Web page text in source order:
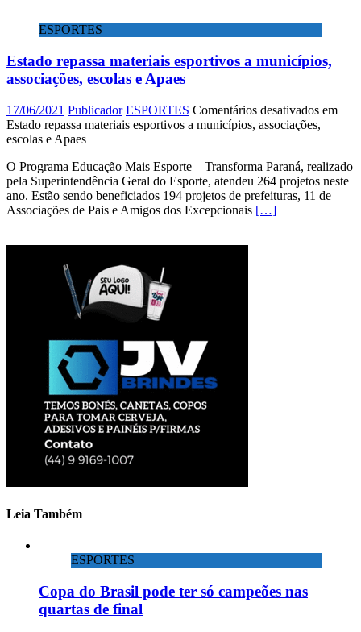
ESPORTES
Estado repassa materiais esportivos a municípios,
associações, escolas e Apaes
17/06/2021 Publicador ESPORTES Comentários desativados em
Estado repassa materiais esportivos a municípios, associações,
escolas e Apaes
O Programa Educação Mais Esporte – Transforma Paraná, realizado
pela Superintendência Geral do Esporte, atendeu 264 projetos neste
ano. Estão sendo beneficiados 194 projetos de prefeituras, 11 de
Associações de Pais e Amigos dos Excepcionais […]
Leia Também
ESPORTES
Copa do Brasil pode ter só campeões nas
quartas de final